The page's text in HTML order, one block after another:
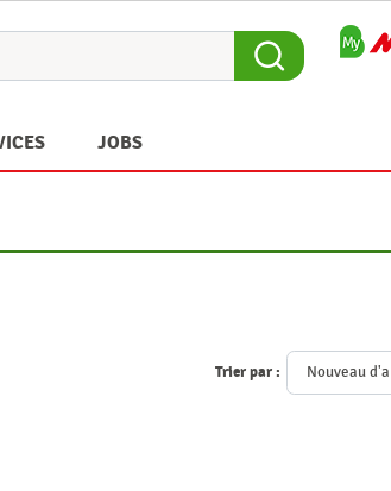
JOBS
Trier par :